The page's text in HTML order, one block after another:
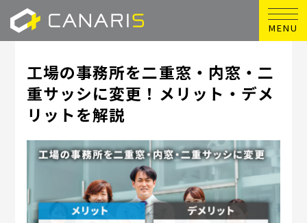
MENU
工場の事務所を二重窓・内窓・二
重サッシに変更！メリット・デメ
リットを解説